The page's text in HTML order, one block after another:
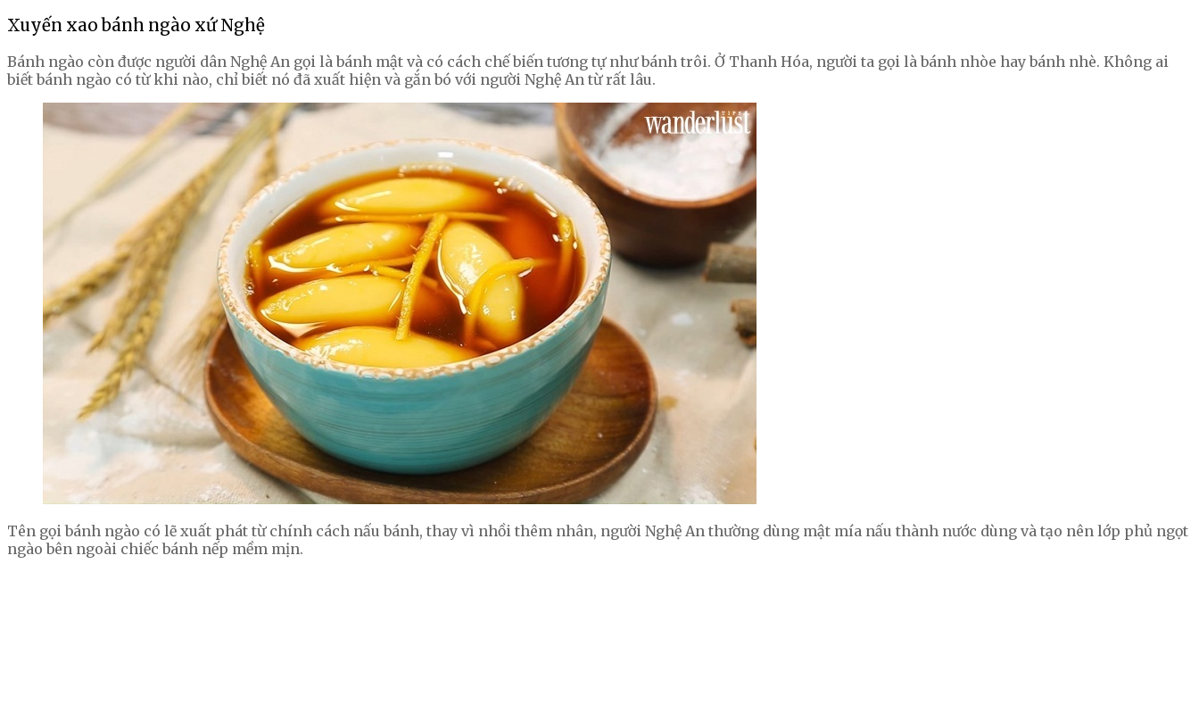
Xuyến xao bánh ngào xứ Nghệ
Bánh ngào còn được người dân Nghệ An gọi là bánh mật và có cách chế biến tương tự như bánh trôi. Ở Thanh Hóa, người ta gọi là bánh nhòe hay bánh nhè. Không ai
biết bánh ngào có từ khi nào, chỉ biết nó đã xuất hiện và gắn bó với người Nghệ An từ rất lâu.
Tên gọi bánh ngào có lẽ xuất phát từ chính cách nấu bánh, thay vì nhồi thêm nhân, người Nghệ An thường dùng mật mía nấu thành nước dùng và tạo nên lớp phủ ngọt
ngào bên ngoài chiếc bánh nếp mềm mịn.